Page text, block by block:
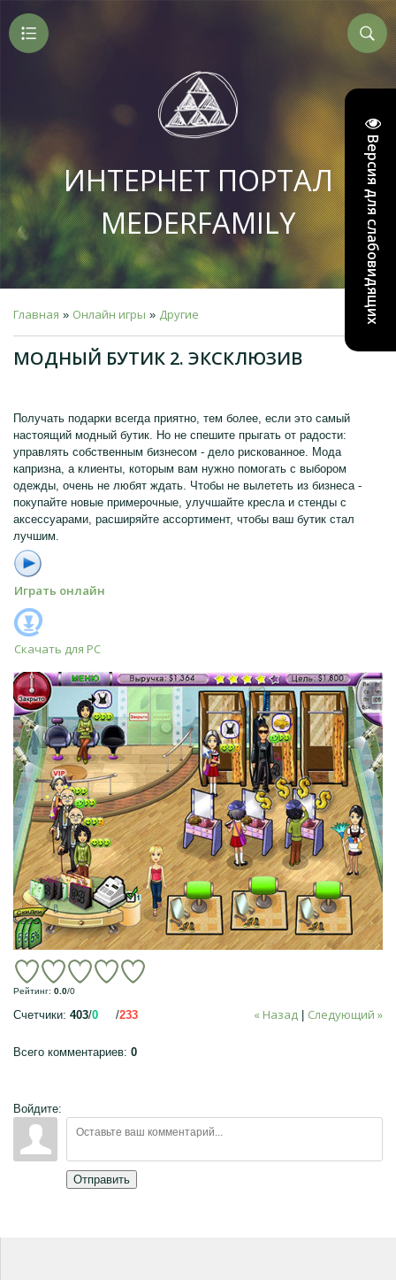
Версия для слабовидящих
ИНТЕРНЕТ ПОРТАЛ
MEDERFAMILY
Главная » Онлайн игры » Другие
МОДНЫЙ БУТИК 2. ЭКСКЛЮЗИВ
Получать подарки всегда приятно, тем более, если это самый
настоящий модный бутик. Но не спешите прыгать от радости:
управлять собственным бизнесом - дело рискованное. Мода
капризна, а клиенты, которым вам нужно помогать с выбором
одежды, очень не любят ждать. Чтобы не вылететь из бизнеса -
покупайте новые примерочные, улучшайте кресла и стенды с
аксессуарами, расширяйте ассортимент, чтобы ваш бутик стал
лучшим.
Играть онлайн
Скачать для PC
Рейтинг: 0.0/0
« Назад Следующий »
Счетчики: 403/0 /233
Всего комментариев: 0
Войдите:
Отправить